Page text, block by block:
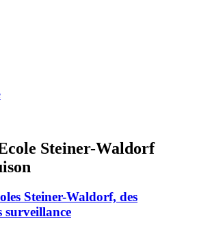
Steiner-Waldorf
Steiner-Waldorf, des
surveillance